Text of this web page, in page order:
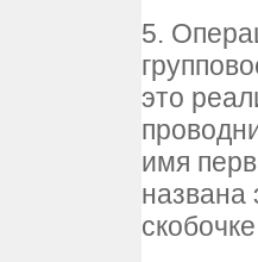
5.
это
имя